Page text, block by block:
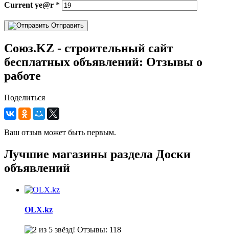
Current ye@r *
Отправить
Союз.KZ - строительный сайт
бесплатных объявлений: Отзывы о
работе
Поделиться
Ваш отзыв может быть первым.
Лучшие магазины раздела Доски
объявлений
OLX.kz
Отзывы: 118